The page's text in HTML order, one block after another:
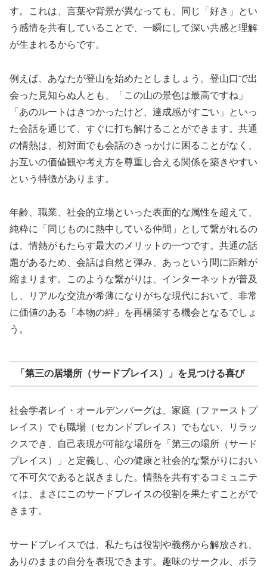
す。これは、言葉や背景が異なっても、同じ「好き」とい
う感情を共有していることで、一瞬にして深い共感と理解
が生まれるからです。
例えば、あなたが登山を始めたとしましょう。登山口で出
会った見知らぬ人とも、「この山の景色は最高ですね」
「あのルートはきつかったけど、達成感がすごい」といっ
た会話を通じて、すぐに打ち解けることができます。共通
の情熱は、初対面でも会話のきっかけに困ることがなく、
お互いの価値観や考え方を尊重し合える関係を築きやすい
という特徴があります。
年齢、職業、社会的立場といった表面的な属性を超えて、
純粋に「同じものに熱中している仲間」として繋がれるの
は、情熱がもたらす最大のメリットの一つです。共通の話
題があるため、会話は自然と弾み、あっという間に距離が
縮まります。このような繋がりは、インターネットが普及
し、リアルな交流が希薄になりがちな現代において、非常
に価値のある「本物の絆」を再構築する機会となるでしょ
う。
「第三の居場所（サードプレイス）」を見つける喜び
社会学者レイ・オールデンバーグは、家庭（ファーストプ
レイス）でも職場（セカンドプレイス）でもない、リラッ
クスでき、自己表現が可能な場所を「第三の場所（サード
プレイス）」と定義し、心の健康と社会的な繋がりにおい
て不可欠であると説きました。情熱を共有するコミュニテ
ィは、まさにこのサードプレイスの役割を果たすことがで
きます。
サードプレイスでは、私たちは役割や義務から解放され、
ありのままの自分を表現できます。趣味のサークル、ボラ